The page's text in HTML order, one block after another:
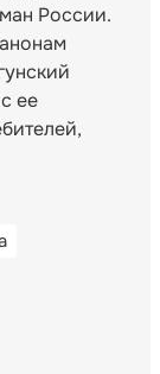
России.
ее